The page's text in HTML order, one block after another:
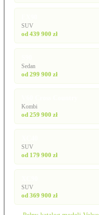
SUV
od 439 900 zł
Sedan
od 299 900 zł
Kombi
od 259 900 zł
SUV
od 179 900 zł
SUV
od 369 900 zł